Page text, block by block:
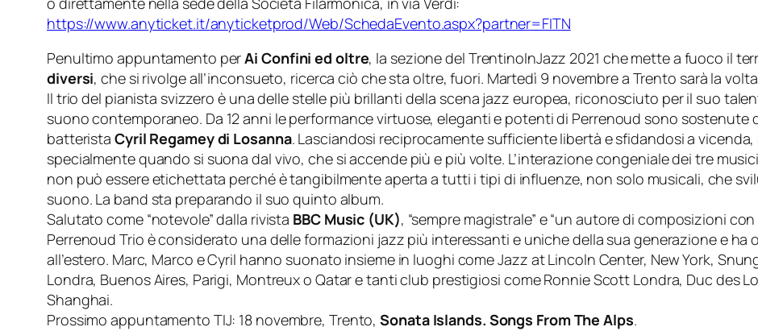
https://www.anyticket.it/anyticketprod/Web/SchedaEvento.aspx?partner=FITN
Penultimo appuntamento perAi Confini ed oltre, la sezione del TrentinoInJazz 2021 che mette a fuoco il
diversi, che si rivolge all’inconsueto, ricerca ciò che sta oltre, fuori. Martedì 9 novembre a Trento sarà la
Il trio del pianista svizzero è una delle stelle più brillanti della scena jazz europea, riconosciuto per il suo
suono contemporaneo. Da 12 anni le performance virtuose, eleganti e potenti di Perrenoud sono sostenute
batterista Cyril Regamey di Losanna. Lasciandosi reciprocamente sufficiente libertà e sfidandosi a
specialmente quando si suona dal vivo, che si accende più e più volte. L’interazione congeniale dei tre
non può essere etichettata perché è tangibilmente aperta a tutti i tipi di influenze, non solo musicali, che
suono. La band sta preparando il suo quinto album.
Salutato come “notevole” dalla rivista BBC Music (UK), “sempre magistrale” e “un autore di composizioni
Perrenoud Trio è considerato una delle formazioni jazz più interessanti e uniche della sua generazione e
all’estero. Marc, Marco e Cyril hanno suonato insieme in luoghi come Jazz at Lincoln Center, New York,
Londra, Buenos Aires, Parigi, Montreux o Qatar e tanti club prestigiosi come Ronnie Scott Londra, Duc des
Shanghai.
Prossimo appuntamento TIJ: 18 novembre, Trento,Sonata Islands. Songs From The Alps.